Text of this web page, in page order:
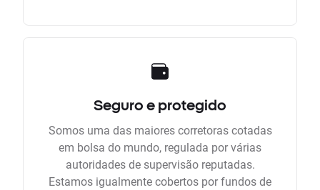
Seguro e protegido
Somos uma das maiores corretoras cotadas
em bolsa do mundo, regulada por várias
autoridades de supervisão reputadas.
Estamos igualmente cobertos por fundos de